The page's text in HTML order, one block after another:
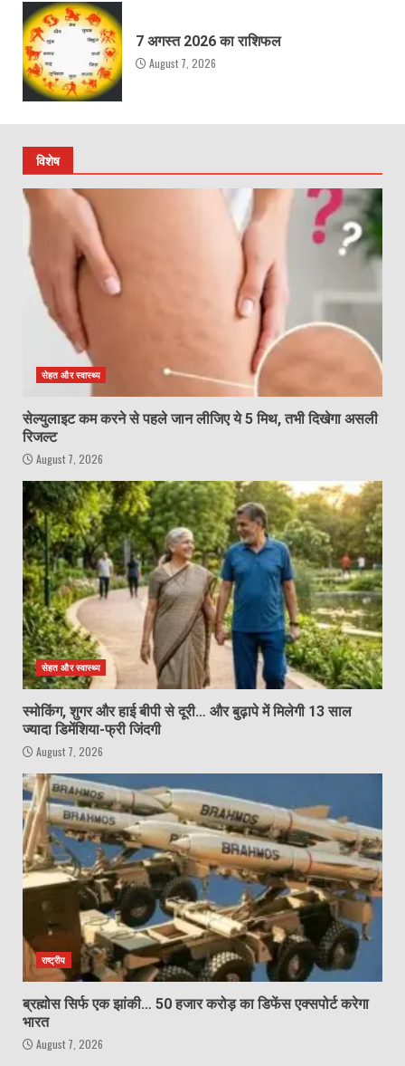
7 अगस्त 2026 का राशिफल
August 7, 2026
विशेष
सेहत और स्वास्थ्य
सेल्युलाइट कम करने से पहले जान लीजिए ये 5 मिथ, तभी दिखेगा असली
रिजल्ट
August 7, 2026
सेहत और स्वास्थ्य
स्मोकिंग, शुगर और हाई बीपी से दूरी… और बुढ़ापे में मिलेगी 13 साल
ज्यादा डिमेंशिया-फ्री जिंदगी
August 7, 2026
राष्ट्रीय
ब्रह्मोस सिर्फ एक झांकी… 50 हजार करोड़ का डिफेंस एक्सपोर्ट करेगा
भारत
August 7, 2026